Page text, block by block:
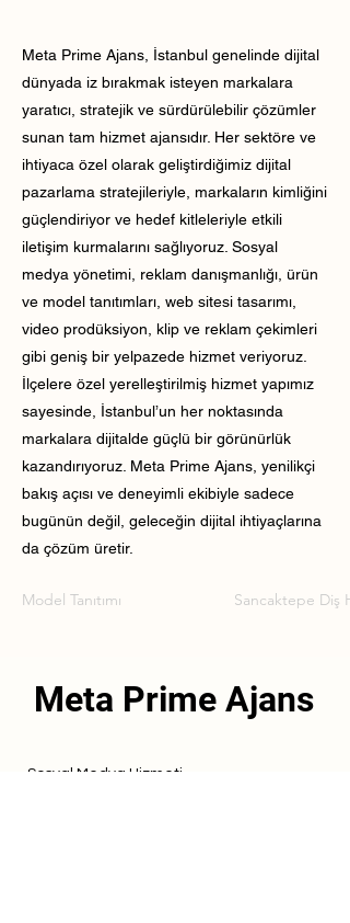
Meta Prime Ajans, İstanbul genelinde dijital
dünyada iz bırakmak isteyen markalara
yaratıcı, stratejik ve sürdürülebilir çözümler
sunan tam hizmet ajansıdır. Her sektöre ve
ihtiyaca özel olarak geliştirdiğimiz dijital
pazarlama stratejileriyle, markaların kimliğini
güçlendiriyor ve hedef kitleleriyle etkili
iletişim kurmalarını sağlıyoruz. Sosyal
medya yönetimi, reklam danışmanlığı, ürün
ve model tanıtımları, web sitesi tasarımı,
video prodüksiyon, klip ve reklam çekimleri
gibi geniş bir yelpazede hizmet veriyoruz.
İlçelere özel yerelleştirilmiş hizmet yapımız
sayesinde, İstanbul’un her noktasında
markalara dijitalde güçlü bir görünürlük
kazandırıyoruz. Meta Prime Ajans, yenilikçi
bakış açısı ve deneyimli ekibiyle sadece
bugünün değil, geleceğin dijital ihtiyaçlarına
da çözüm üretir.
Model Tanıtımı Sancaktepe Diş
Meta Prime Ajans
Sosyal Medya Hizmeti